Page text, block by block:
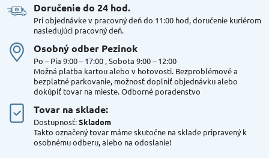
Doručenie do 24 hod​.
Pri objednávke v pracovný deň do 11:00 hod, doručenie kuriérom
nasledujúci pracovný deň.
Osobný odber Pezinok
Po – Pia 9:00 – 17:00 , Sobota 9:00 – 12:00
Možná platba kartou alebo v hotovosti. Bezproblémové a
bezplatné parkovanie, možnosť doplniť objednávku alebo
dokúpiť tovar na mieste. Odborné poradenstvo
Tovar na sklade:
Dostupnosť:Skladom
Takto označený tovar máme skutočne na sklade pripravený k
osobnému odberu, alebo na odoslanie!